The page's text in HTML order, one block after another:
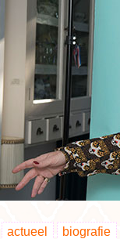
actueel biografie